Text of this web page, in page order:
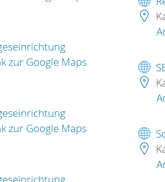
zur Google Maps
zur Google Maps